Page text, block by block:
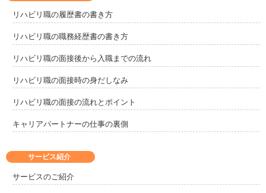
サービス紹介
サービスのご紹介
リハビリ職の履歴書の書き方
リハビリ職の職務経歴書の書き方
リハビリ職の面接後から入職までの流れ
リハビリ職の面接時の身だしなみ
リハビリ職の面接の流れとポイント
キャリアパートナーの仕事の裏側